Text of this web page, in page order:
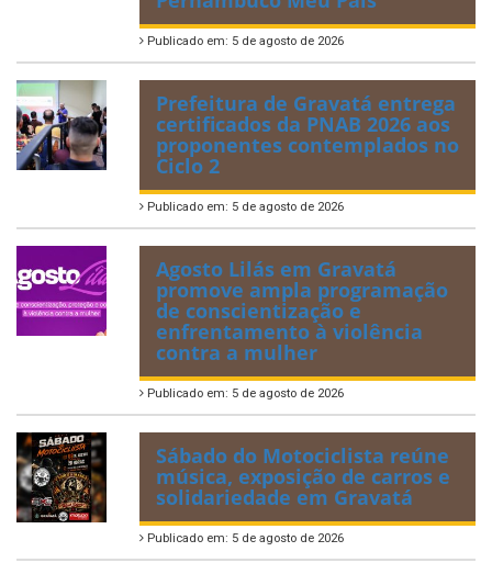
Publicado em: 5 de agosto de 2026
Prefeitura de Gravatá entrega
certificados da PNAB 2026 aos
proponentes contemplados no
Ciclo 2
Publicado em: 5 de agosto de 2026
Agosto Lilás em Gravatá
promove ampla programação
de conscientização e
enfrentamento à violência
contra a mulher
Publicado em: 5 de agosto de 2026
Sábado do Motociclista reúne
música, exposição de carros e
solidariedade em Gravatá
Publicado em: 5 de agosto de 2026